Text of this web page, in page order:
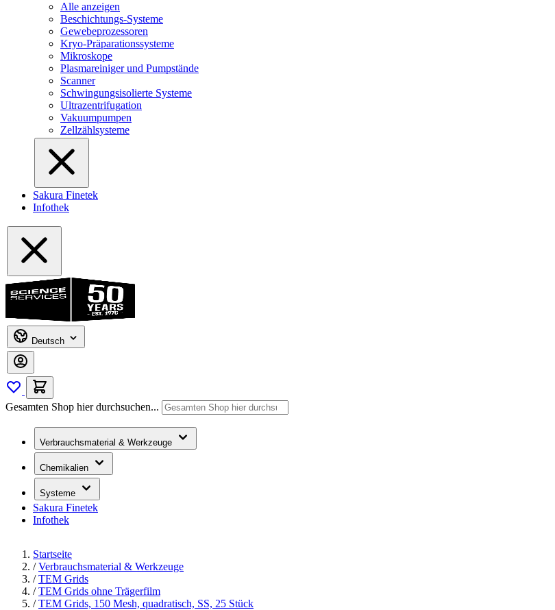
Alle anzeigen
Beschichtungs-Systeme
Gewebeprozessoren
Kryo-Präparationssysteme
Mikroskope
Plasmareiniger und Pumpstände
Scanner
Schwingungsisolierte Systeme
Ultrazentrifugation
Vakuumpumpen
Zellzählsysteme
Sakura Finetek
Infothek
Deutsch
Gesamten Shop hier durchsuchen...
Verbrauchsmaterial & Werkzeuge
Chemikalien
Systeme
Sakura Finetek
Infothek
Startseite
/ Verbrauchsmaterial & Werkzeuge
/ TEM Grids
/ TEM Grids ohne Trägerfilm
/ TEM Grids, 150 Mesh, quadratisch, SS, 25 Stück